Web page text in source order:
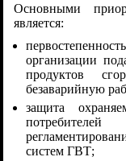
Основными
является:
организации
продуктов
безаварийную
защита
систем ГВТ;